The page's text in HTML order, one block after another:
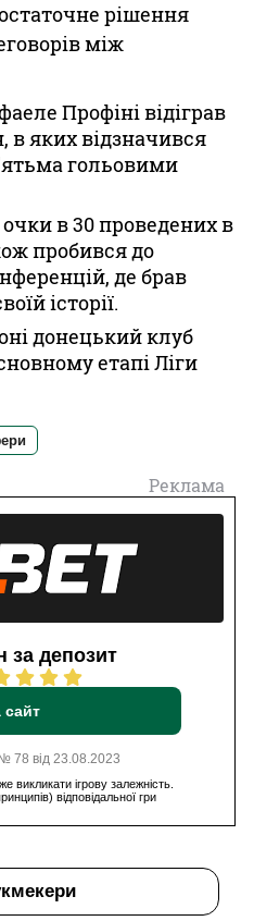
рішення
між
Профіні відіграв
в яких відзначився
гольовими
в 30 проведених в
пробився до
де брав
історії.
донецький клуб
етапі Ліги
Реклама
за депозит
сайт
78 від 23.08.2023
викликати ігрову залежність.
відповідальної гри